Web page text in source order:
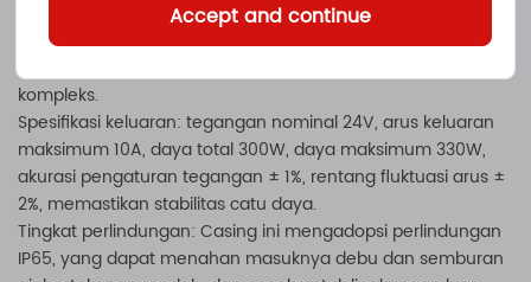
Charger tahan air 24V 10A adalah perangkat pengisian
daya DC yang dirancang khusus untuk lingkungan yang
kompleks.
Spesifikasi keluaran: tegangan nominal 24V, arus keluaran
maksimum 10A, daya total 300W, daya maksimum 330W,
akurasi pengaturan tegangan ± 1%, rentang fluktuasi arus ±
2%, memastikan stabilitas catu daya.
Tingkat perlindungan: Casing ini mengadopsi perlindungan
IP65, yang dapat menahan masuknya debu dan semburan
Accept and continue